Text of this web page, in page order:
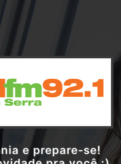
e prepare-se!